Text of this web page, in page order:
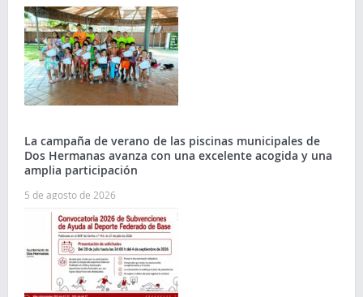
La campaña de verano de las piscinas municipales de
Dos Hermanas avanza con una excelente acogida y una
amplia participación
5 de agosto de 2026